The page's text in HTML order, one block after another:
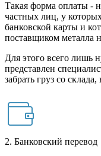
Такая форма оплаты -
частных лиц, у
банковской карты и
поставщиком металла
Для этого всего лишь
представлен
забрать груз со
2. Банковский перевод